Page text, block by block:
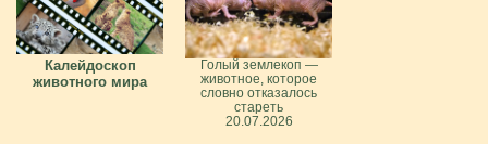
Калейдоскоп
животного мира
Голый землекоп —
животное, которое
словно отказалось
стареть
20.07.2026